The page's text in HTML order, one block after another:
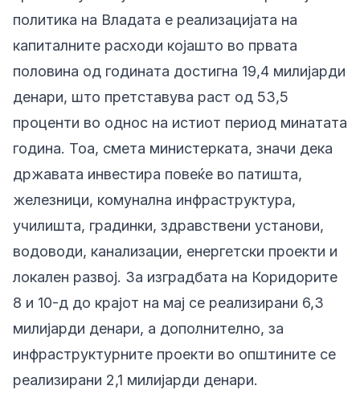
политика на Владата е реализацијата на
капиталните расходи којашто во првата
половина од годината достигна 19,4 милијарди
денари, што претставува раст од 53,5
проценти во однос на истиот период минатата
година. Тоа, смета министерката, значи дека
државата инвестира повеќе во патишта,
железници, комунална инфраструктура,
училишта, градинки, здравствени установи,
водоводи, канализации, енергетски проекти и
локален развој. За изградбата на Коридорите
8 и 10-д до крајот на мај се реализирани 6,3
милијарди денари, а дополнително, за
инфраструктурните проекти во општините се
реализирани 2,1 милијарди денари.